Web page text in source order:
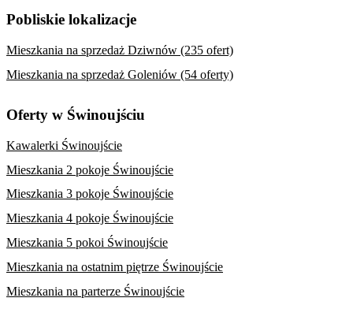
Pobliskie lokalizacje
Mieszkania na sprzedaż Dziwnów (235 ofert)
Mieszkania na sprzedaż Goleniów (54 oferty)
Oferty w Świnoujściu
Kawalerki Świnoujście
Mieszkania 2 pokoje Świnoujście
Mieszkania 3 pokoje Świnoujście
Mieszkania 4 pokoje Świnoujście
Mieszkania 5 pokoi Świnoujście
Mieszkania na ostatnim piętrze Świnoujście
Mieszkania na parterze Świnoujście